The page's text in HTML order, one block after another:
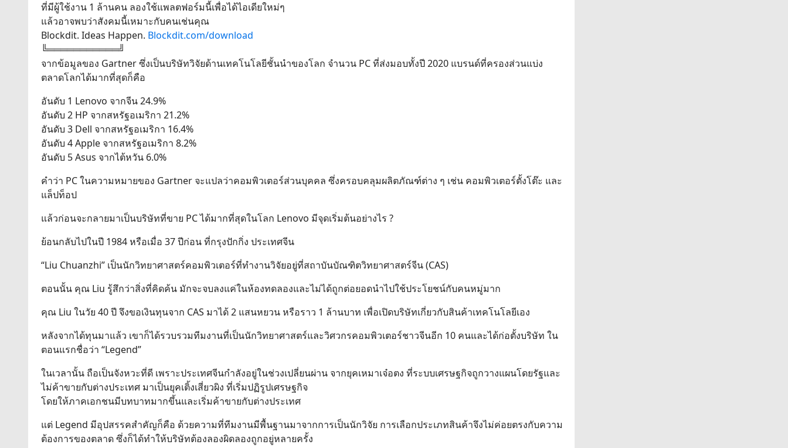
ที่มีผู้ใช้งาน 1 ล้านคน ลองใช้แพลตฟอร์มนี้เพื่อได้ไอเดียใหม่ๆ
แล้วอาจพบว่าสังคมนี้เหมาะกับคนเช่นคุณ
Blockdit. Ideas Happen. Blockdit.com/download
╚═══════════╝
จากข้อมูลของ Gartner ซึ่งเป็นบริษัทวิจัยด้านเทคโนโลยีชั้นนำของโลก จำนวน PC ที่ส่งมอบทั้งปี 2020 แบรนด์ที่ครองส่วนแบ่ง
ตลาดโลกได้มากที่สุดก็คือ
อันดับ 1 Lenovo จากจีน 24.9%
อันดับ 2 HP จากสหรัฐอเมริกา 21.2%
อันดับ 3 Dell จากสหรัฐอเมริกา 16.4%
อันดับ 4 Apple จากสหรัฐอเมริกา 8.2%
อันดับ 5 Asus จากไต้หวัน 6.0%
คำว่า PC ในความหมายของ Gartner จะแปลว่าคอมพิวเตอร์ส่วนบุคคล ซึ่งครอบคลุมผลิตภัณฑ์ต่าง ๆ เช่น คอมพิวเตอร์ตั้งโต๊ะ และ
แล็ปท็อป
แล้วก่อนจะกลายมาเป็นบริษัทที่ขาย PC ได้มากที่สุดในโลก Lenovo มีจุดเริ่มต้นอย่างไร ?
ย้อนกลับไปในปี 1984 หรือเมื่อ 37 ปีก่อน ที่กรุงปักกิ่ง ประเทศจีน
“Liu Chuanzhi” เป็นนักวิทยาศาสตร์คอมพิวเตอร์ที่ทำงานวิจัยอยู่ที่สถาบันบัณฑิตวิทยาศาสตร์จีน (CAS)
ตอนนั้น คุณ Liu รู้สึกว่าสิ่งที่คิดค้น มักจะจบลงแค่ในห้องทดลองและไม่ได้ถูกต่อยอดนำไปใช้ประโยชน์กับคนหมู่มาก
คุณ Liu ในวัย 40 ปี จึงขอเงินทุนจาก CAS มาได้ 2 แสนหยวน หรือราว 1 ล้านบาท เพื่อเปิดบริษัทเกี่ยวกับสินค้าเทคโนโลยีเอง
หลังจากได้ทุนมาแล้ว เขาก็ได้รวบรวมทีมงานที่เป็นนักวิทยาศาสตร์และวิศวกรคอมพิวเตอร์ชาวจีนอีก 10 คนและได้ก่อตั้งบริษัท ใน
ตอนแรกชื่อว่า “Legend”
ในเวลานั้น ถือเป็นจังหวะที่ดี เพราะประเทศจีนกำลังอยู่ในช่วงเปลี่ยนผ่าน จากยุคเหมาเจ๋อตง ที่ระบบเศรษฐกิจถูกวางแผนโดยรัฐและ
ไม่ค้าขายกับต่างประเทศ มาเป็นยุคเติ้งเสี่ยวผิง ที่เริ่มปฏิรูปเศรษฐกิจ
โดยให้ภาคเอกชนมีบทบาทมากขึ้นและเริ่มค้าขายกับต่างประเทศ
แต่ Legend มีอุปสรรคสำคัญก็คือ ด้วยความที่ทีมงานมีพื้นฐานมาจากการเป็นนักวิจัย การเลือกประเภทสินค้าจึงไม่ค่อยตรงกับความ
ต้องการของตลาด ซึ่งก็ได้ทำให้บริษัทต้องลองผิดลองถูกอยู่หลายครั้ง